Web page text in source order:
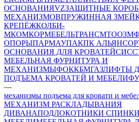
ОСНОВАНИЯVZЗАЩИТНЫЕ
МЕХАНИЗМОВПРУЖИННАЯ
КРЕПЁЖКОЛБИ-
МКОМКОРМЕБЕЛЬТРАНСMTOОЗМФ
ОПОРЫПАРМАУПАКПК АЛЬЯНС
ОСНОВАНИЯ ДЛЯ КРОВАТЕЙСИС
МЕБЕЛЬНАЯ ФУРНИТУРА И
МЕХАНИЗМЫФОККБМГАЗЛИФТЫ
ПОДЪЕМА КРОВАТЕЙ И МЕБЕЛИ
—
механизмы подъема для кровати и
МЕХАНИЗМ РАСКЛАДЫВАНИЯ
ДИВАНАПОДЛОКОТНИКИ